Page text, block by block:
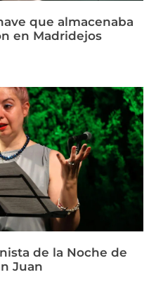
que almacenaba
en Madridejos
de la Noche de
Juan